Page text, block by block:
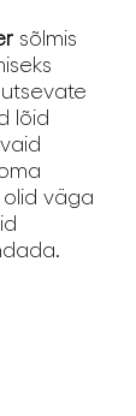
sõlmis
lõid
olid väga